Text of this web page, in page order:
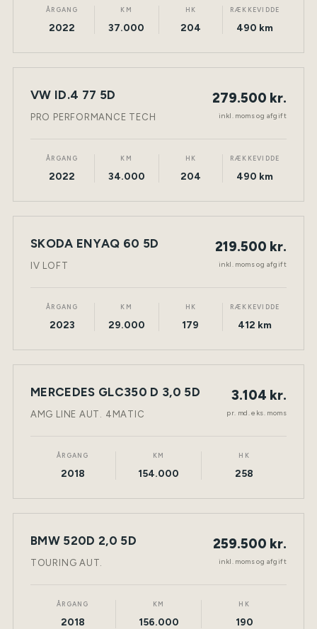
ÅRGANG
2022
KM
37.000
HK
204
RÆKKEVIDDE
490 km
NY BIL ELEKTRISK TØNDER
VW ID.4 77 5D
PRO PERFORMANCE TECH
279.500 kr.
inkl. moms og afgift
ÅRGANG
2022
KM
34.000
HK
204
RÆKKEVIDDE
490 km
NY BIL ELEKTRISK TØNDER
SKODA ENYAQ 60 5D
IV LOFT
219.500 kr.
inkl. moms og afgift
ÅRGANG
2023
KM
29.000
HK
179
RÆKKEVIDDE
412 km
LEASING NY BIL DIESEL TØNDER
MERCEDES GLC350 D 3,0 5D
AMG LINE AUT. 4MATIC
3.104 kr.
pr. md. eks. moms
ÅRGANG
2018
KM
154.000
HK
258
NY BIL DIESEL TØNDER
BMW 520D 2,0 5D
TOURING AUT.
259.500 kr.
inkl. moms og afgift
ÅRGANG
2018
KM
156.000
HK
190